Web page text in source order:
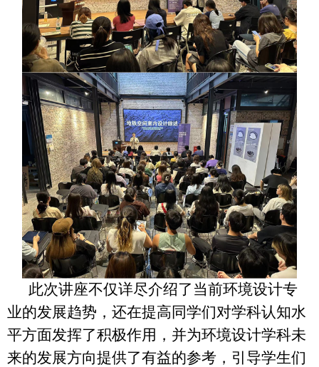
此次讲座不仅详尽介绍了当前环境设计专
业的发展趋势，还在提高同学们对学科认知水
平方面发挥了积极作用，并为环境设计学科未
来的发展方向提供了有益的参考，引导学生们